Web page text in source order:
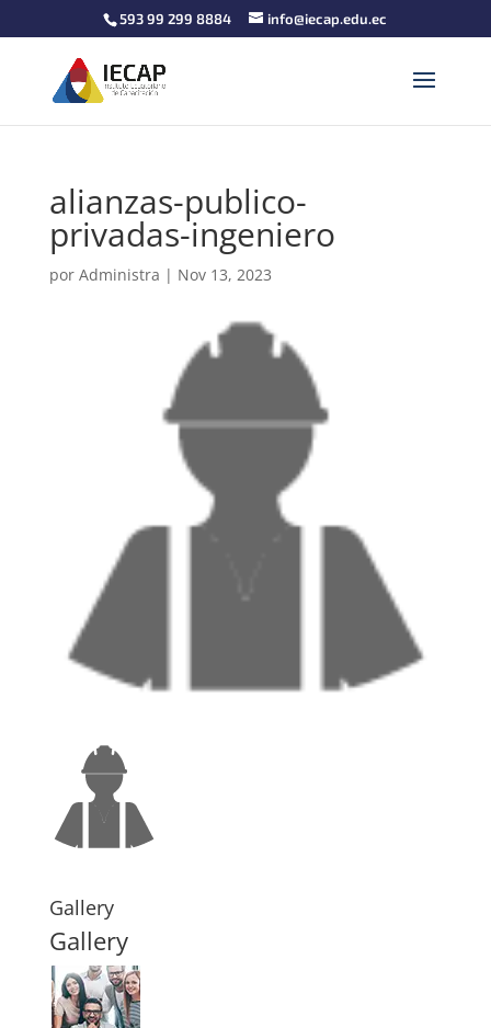
593 99 299 8884 info@iecap.edu.ec
alianzas-publico-
privadas-ingeniero
por Administra | Nov 13, 2023
Gallery
Gallery